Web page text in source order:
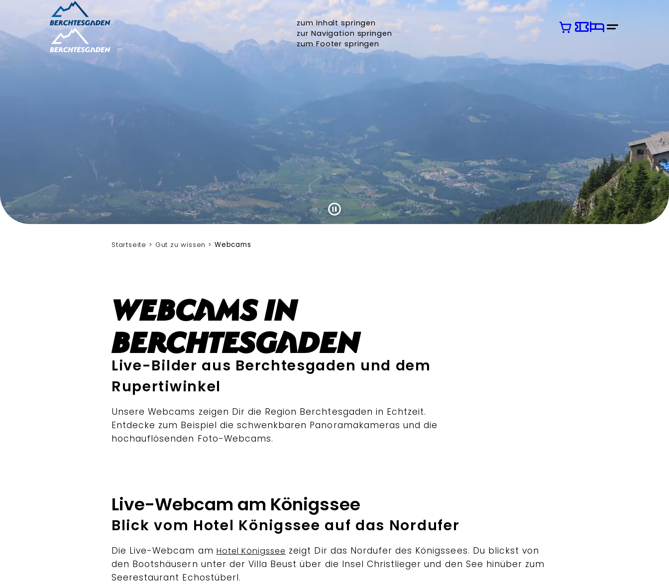
zum Inhalt springen
zur Navigation springen
zum Footer springen
Startseite Gut zu wissen Webcams
Webcams in
Berchtesgaden
Live-Bilder aus Berchtesgaden und dem
Rupertiwinkel
Unsere Webcams zeigen Dir die Region Berchtesgaden in Echtzeit.
Entdecke zum Beispiel die schwenkbaren Panoramakameras und die
hochauflösenden Foto-Webcams.
Live-Webcam am Königssee
Blick vom Hotel Königssee auf das Nordufer
Die Live-Webcam am Hotel Königssee zeigt Dir das Nordufer des Königssees. Du blickst von
den Bootshäusern unter der Villa Beust über die Insel Christlieger und den See hinüber zum
Seerestaurant Echostüberl.